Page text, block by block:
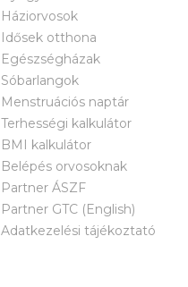
Háziorvosok
Idősek otthona
Egészségházak
Sóbarlangok
Menstruációs naptár
Terhességi kalkulátor
BMI kalkulátor
Belépés orvosoknak
Partner ÁSZF
Partner GTC (English)
Adatkezelési tájékoztató